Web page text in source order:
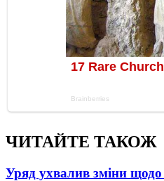
ЧИТАЙТЕ ТАКОЖ
Уряд ухвалив зміни щодо